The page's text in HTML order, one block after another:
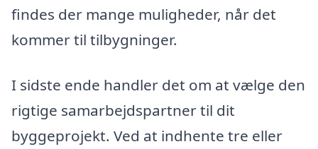
findes der mange muligheder, når det
kommer til tilbygninger.
I sidste ende handler det om at vælge den
rigtige samarbejdspartner til dit
byggeprojekt. Ved at indhente tre eller